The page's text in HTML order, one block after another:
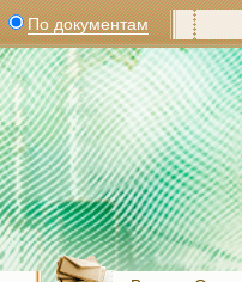
По документам